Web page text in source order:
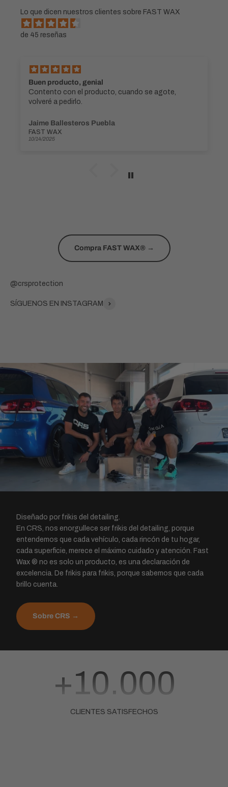
Lo que dicen nuestros clientes sobre FAST WAX
de 45 reseñas
Buen producto, genial
Contento con el producto, cuando se agote,
volveré a pedirlo.
Jaime Ballesteros Puebla
FAST WAX
10/14/2025
Compra FAST WAX® →
SÍGUENOS EN INSTAGRAM
Diseñado por frikis del detailing.
En CRS, nos enorgullece ser frikis del detailing, porque
entendemos que cada vehículo, cada rincón de tu hogar,
cada superficie, merece el máximo cuidado y atención. Fast
Wax ® no es solo un producto, es una declaración de
excelencia. De frikis para frikis, porque sabemos que cada
brillo cuenta.
Sobre CRS →
+10.000
CLIENTES SATISFECHOS